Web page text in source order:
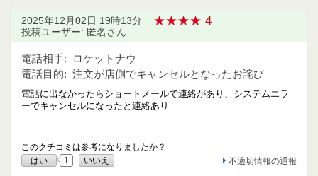
2025年12月02日 19時13分 ★★★★ 4
投稿ユーザー: 匿名さん
電話相手:
ロケットナウ
電話目的: 注文が店側でキャンセルとなったお詫び
電話に出なかったらショートメールで連絡があり、システムエラ
ーでキャンセルになったと連絡あり
このクチコミは参考になりましたか？
はい
1 いいえ 不適切情報の通報